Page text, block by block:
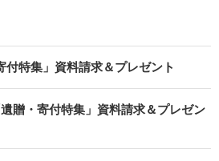
付特集」資料請求＆プレゼント
贈・寄付特集」資料請求＆プレゼン